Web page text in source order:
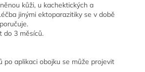
kůži, u kachektických a
jinými ektoparazitiky se v době
do 3 měsíců.
po aplikaci obojku se může projevit